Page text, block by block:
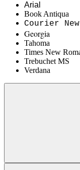
Arial
Book Antiqua
Courier New
Georgia
Tahoma
Times New
Trebuchet MS
Verdana